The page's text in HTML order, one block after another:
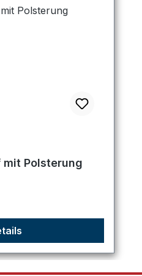
von 5 von 5 Sternen
Polsterung